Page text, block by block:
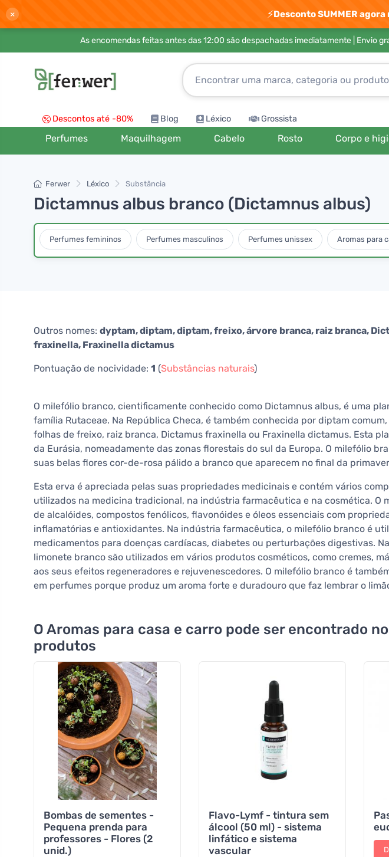
× ⚡Desconto SUMMER agora
As encomendas feitas antes das 12:00 são despachadas imediatamente | Envio
Descontos até -80% Blog Léxico Grossista
Perfumes Maquilhagem Cabelo Rosto Corpo e
Ferwer Léxico Substância
Dictamnus albus branco (Dictamnus albus)
Perfumes femininos Perfumes masculinos Perfumes unissex Aromas para
Outros nomes: dyptam, diptam, diptam, freixo, árvore branca, raiz branca,
fraxinella, Fraxinella dictamus
Pontuação de nocividade: 1 (Substâncias naturais)
O milefólio branco, cientificamente conhecido como Dictamnus albus, é uma
família Rutaceae. Na República Checa, é também conhecida por diptam
folhas de freixo, raiz branca, Dictamus fraxinella ou Fraxinella dictamus. Esta
da Eurásia, nomeadamente das zonas florestais do sul da Europa. O milefólio
suas belas flores cor-de-rosa pálido a branco que aparecem no final da
Esta erva é apreciada pelas suas propriedades medicinais e contém vários
utilizados na medicina tradicional, na indústria farmacêutica e na cosmética. O
de alcalóides, compostos fenólicos, flavonóides e óleos essenciais com
inflamatórias e antioxidantes. Na indústria farmacêutica, o milefólio branco é
medicamentos para doenças cardíacas, diabetes ou perturbações digestivas.
limonete branco são utilizados em vários produtos cosméticos, como cremes,
aos seus efeitos regeneradores e rejuvenescedores. O milefólio branco é
em perfumes porque produz um aroma forte e duradouro que faz lembrar o
O Aromas para casa e carro pode ser encontrado
produtos
Bombas de sementes -
Pequena prenda para
professores - Flores (2
unid.)
Flavo-Lymf - tintura sem
álcool (50 ml) - sistema
linfático e sistema
vascular